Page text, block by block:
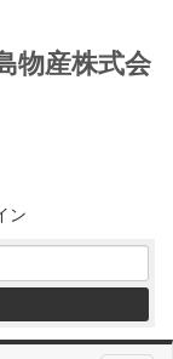
物産株式会
ン